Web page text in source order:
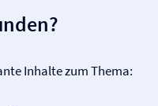
Inhalte zum Thema: